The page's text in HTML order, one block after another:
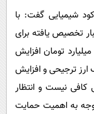
شیمیایی گفت: با
تخصیص یافته برای
7 هزار میلیارد تومان به 14 هزار میلیارد تومان افزایش
ارز ترجیحی و افزایش
نیست و انتظار
به اهمیت حمایت